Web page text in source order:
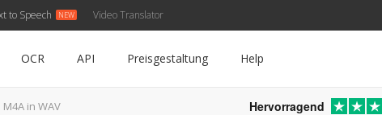
to Speech Video Translator
OCR API Preisgestaltung Help
M4A in WAV Hervorragend